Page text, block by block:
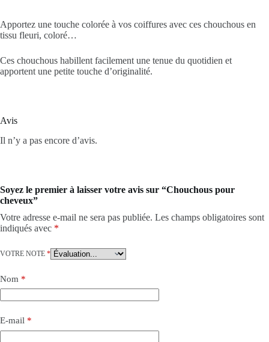
Apportez une touche colorée à vos coiffures avec ces chouchous en
tissu fleuri, coloré…
Ces chouchous habillent facilement une tenue du quotidien et
apportent une petite touche d’originalité.
Avis
Il n’y a pas encore d’avis.
Soyez le premier à laisser votre avis sur “Chouchous pour
cheveux”
Votre adresse e-mail ne sera pas publiée. Les champs obligatoires sont
indiqués avec *
VOTRE NOTE *
Nom *
E-mail *